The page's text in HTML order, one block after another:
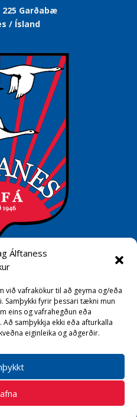
Álftaness
við vafrakökur til að geyma og/eða
Samþykki fyrir þessari tækni mun
eins og vafrahegðun eða
samþykkja ekki eða afturkalla
eiginleika og aðgerðir.
Garðabæ
/ Ísland
2350
2026